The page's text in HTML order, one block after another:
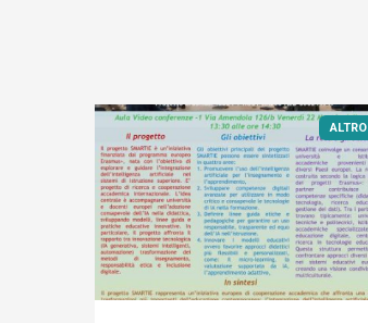
ALTRO